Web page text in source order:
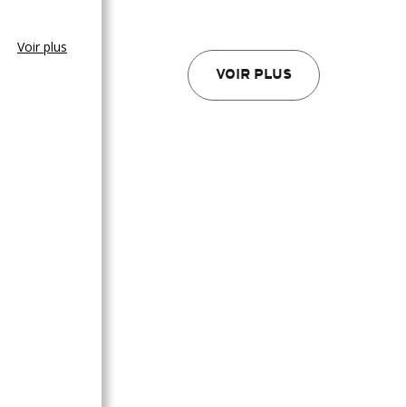
VOIR PLUS
Voir plus